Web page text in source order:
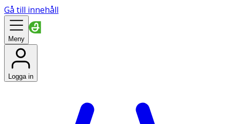
Gå till innehåll
Meny
Logga in